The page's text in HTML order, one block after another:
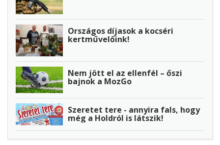
Országos díjasok a kocséri
kertművelőink!
Nem jött el az ellenfél – őszi
bajnok a MozGo
Szeretet tere - annyira fals, hogy
még a Holdról is látszik!